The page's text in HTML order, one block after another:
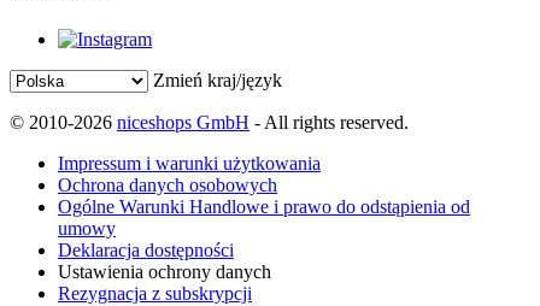
Zmień kraj/język
© 2010-2026 niceshops GmbH - All rights reserved.
Impressum i warunki użytkowania
Ochrona danych osobowych
Ogólne Warunki Handlowe i prawo do odstąpienia od
umowy
Deklaracja dostępności
Ustawienia ochrony danych
Rezygnacja z subskrypcji